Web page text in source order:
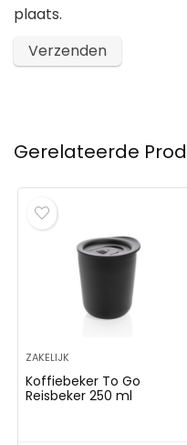
plaats.
Gerelateerde
ZAKELIJK
Koffiebeker To Go
Reisbeker 250 ml